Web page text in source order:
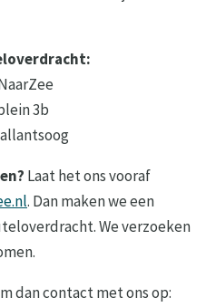
3b
Laat het ons vooraf
. Dan maken we een
We verzoeken
dan contact met ons op: